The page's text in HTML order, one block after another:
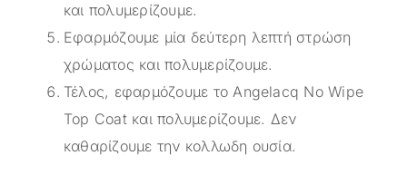
και πολυμερίζουμε.
Εφαρμόζουμε μία δεύτερη λεπτή στρώση
χρώματος και πολυμερίζουμε.
Τέλος, εφαρμόζουμε το Angelacq Νο Wipe
Top Coat και πολυμερίζουμε. Δεν
καθαρίζουμε την κολλωδη ουσία.